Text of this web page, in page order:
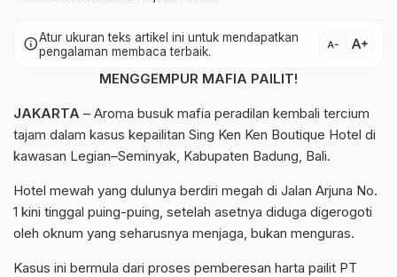
infoAtur ukuran teks artikel ini untuk mendapatkan
pengalaman membaca terbaik.
text_decrease text_increase
MENGGEMPUR MAFIA PAILIT!
JAKARTA – Aroma busuk mafia peradilan kembali tercium
tajam dalam kasus kepailitan Sing Ken Ken Boutique Hotel di
kawasan Legian–Seminyak, Kabupaten Badung, Bali.
Hotel mewah yang dulunya berdiri megah di Jalan Arjuna No.
1 kini tinggal puing-puing, setelah asetnya diduga digerogoti
oleh oknum yang seharusnya menjaga, bukan menguras.
Kasus ini bermula dari proses pemberesan harta pailit PT